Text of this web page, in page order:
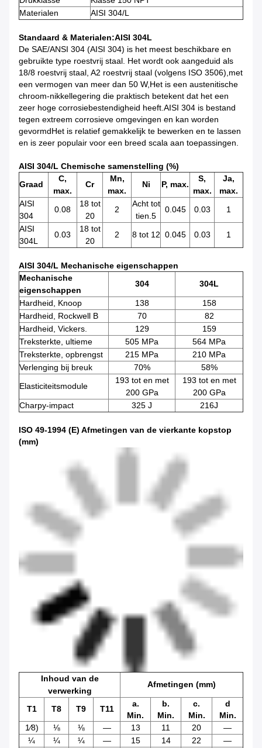
Materialen
AISI 304/L
Standaard & Materialen:AISI 304L
De SAE/ANSI 304 (AISI 304) is het meest beschikbare en
gebruikte type roestvrij staal. Het wordt ook aangeduid als
18/8 roestvrij staal, A2 roestvrij staal (volgens ISO 3506),met
een vermogen van meer dan 50 W,Het is een austenitische
chroom-nikkellegering die praktisch betekent dat het een
zeer hoge corrosiebestendigheid heeft.AISI 304 is bestand
tegen extreem corrosieve omgevingen en kan worden
gevormdHet is relatief gemakkelijk te bewerken en te lassen
en is zeer populair voor een breed scala aan toepassingen.
AISI 304/L Chemische samenstelling (%)
Graad
C,
max.
Cr
Mn,
max.
Ni P, max.
S,
max.
Ja,
max.
AISI
304
0.08
18 tot
20
2
Acht tot
tien.5
0.045 0.03 1
AISI
304L
0.03
18 tot
20
2 8 tot 12 0.045 0.03 1
AISI 304/L Mechanische eigenschappen
Mechanische
eigenschappen
304 304L
Hardheid, Knoop 138
158
Hardheid, Rockwell B
70
82
Hardheid, Vickers.
129
159
Treksterkte, ultieme
505 MPa
564 MPa
Treksterkte, opbrengst
215 MPa
210 MPa
Verlenging bij breuk
70%
58%
Elasticiteitsmodule
193 tot en met
200 GPa
193 tot en met
200 GPa
Charpy-impact
325 J 216J
ISO 49-1994 (E) Afmetingen van de vierkante kopstop
(mm)
Inhoud van de
verwerking
Afmetingen (mm)
T1 T8 T9 T11
a.
Min.
b.
Min.
c.
Min.
d
Min.
1⁄8)
⅛ ⅛ — 13 11 20
—
¼
¼ ¼ — 15 14 22
—